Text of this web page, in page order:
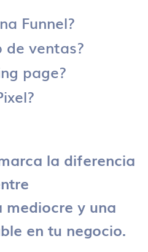
Funnel?
de ventas?
page?
la diferencia
mediocre y una
en tu negocio.